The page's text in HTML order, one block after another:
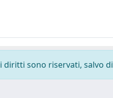
sono riservati, salvo